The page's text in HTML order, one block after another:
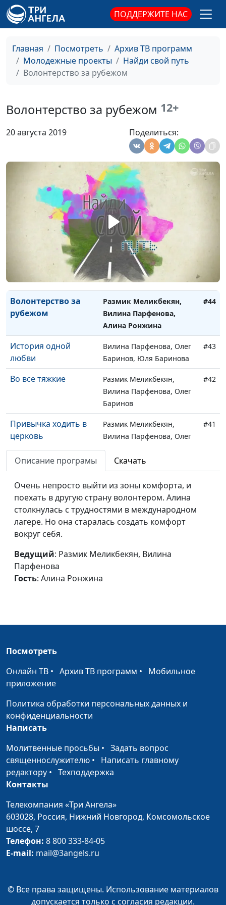
ПОДДЕРЖИТЕ НАС
Главная Посмотреть
Архив ТВ программ
Молодежные проекты
Найди свой путь
Волонтерство за рубежом
Волонтерство за рубежом 12+
20 августа 2019 Поделиться:
Как сбываются
Даниил Егоров, Мария
Зачем я живу
Мараханова, Татьяна
Булатова
Кризис среднего
Даниил Егоров, Мария
Мараханова, Сергей
Парфенов
Вектор моей жизни
Даниил Егоров, Сергей
Парфенов, Юлия
Ермошина
Почва уходит из под
Сергей Парфенов Даниил
Егоров, Мария
Мараханова
Волонтерство за
рубежом
Размик Меликбекян,
Вилина Парфенова,
Алина Ронжина
#44
История одной
любви
Вилина Парфенова, Олег
Баринов, Юля Баринова
#43
Во все тяжкие
Размик Меликбекян,
Вилина Парфенова, Олег
Баринов
#42
Привычка ходить в
церковь
Размик Меликбекян,
Вилина Парфенова, Олег
Баринов
#41
Когда все не по
плану
Размик Меликбекян,
Вилина Парфенова, Яна
#40
Добром отвечать на
зло
Размик Меликбекян, Яна
Скурихина, Анастасия
Выбор спутника
жизни
Размик Меликбекян,
Станислав Денисенко
Мои близкие пьют:
помочь?
Малинина
благовествуют?
Лупашина, Анастасия
жизнь. Что делать?
Лупашина, Егор Алгаев
Планы Бога на нашу
личную жизнь
Богдан Павлюк, Вилина
«Подфартило» или
Божье
благословение?
Размик Меликбекян,
Алина Ронжина
#31
Может ли трагедия
благословением?
Лаишевцева
Описание програмы Скачать
Очень непросто выйти из зоны комфорта, и
поехать в другую страну волонтером. Алина
столкнулась с трудностями в международном
лагере. Но она старалась создать комфорт
вокруг себя.
Ведущий: Размик Меликбекян, Вилина
Парфенова
Гость: Алина Ронжина
Посмотреть
Онлайн ТВ • Архив ТВ программ • Мобильное
приложение
Политика обработки персональных данных и
конфиденциальности
Написать
Молитвенные просьбы • Задать вопрос
священнослужителю • Написать главному
редактору • Техподдержка
Контакты
Телекомпания «Три Ангела»
603028, Россия, Нижний Новгород, Комсомольское
шоссе, 7
Телефон: 8 800 333-84-05
E-mail: mail@3angels.ru
© Все права защищены. Использование материалов
допускается только с согласия редакции.